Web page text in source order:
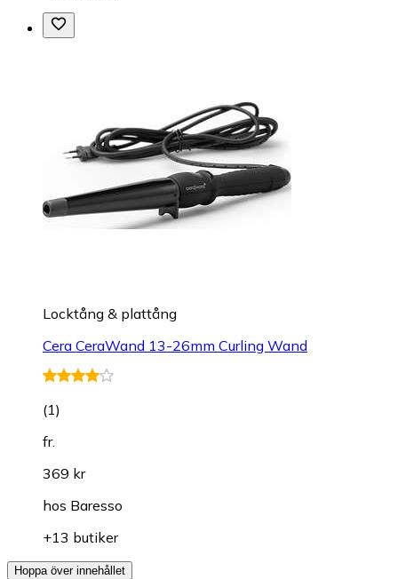
Locktång & plattång
Cera CeraWand 13-26mm Curling Wand
(1)
fr.
369 kr
hos Baresso
+13 butiker
Hoppa över innehållet